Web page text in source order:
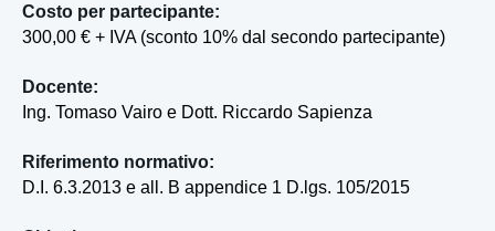
Costo per partecipante:
300,00 € + IVA (sconto 10% dal secondo partecipante)
Docente:
Ing. Tomaso Vairo e Dott. Riccardo Sapienza
Riferimento normativo:
D.I. 6.3.2013 e all. B appendice 1 D.lgs. 105/2015